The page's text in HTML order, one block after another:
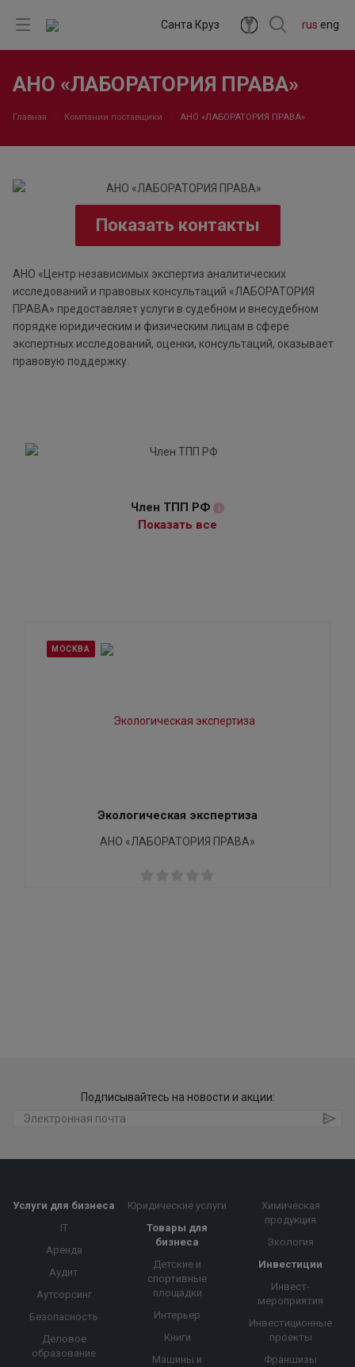
rus eng
Санта Круз
АНО «ЛАБОРАТОРИЯ ПРАВА»
Главная Компании поставщики АНО «ЛАБОРАТОРИЯ ПРАВА»
Показать контакты
АНО «Центр независимых экспертиз аналитических
исследований и правовых консультаций «ЛАБОРАТОРИЯ
ПРАВА» предоставляет услуги в судебном и внесудебном
порядке юридическим и физическим лицам в сфере
экспертных исследований, оценки, консультаций, оказывает
правовую поддержку.
Член ТПП РФ i
Показать все
МОСКВА
Экологическая экспертиза
АНО «ЛАБОРАТОРИЯ ПРАВА»
Подписывайтесь на новости и акции:
Услуги для бизнеса
IT
Аренда
Аудит
Аутсорсинг
Безопасность
Деловое
образование
Юридические услуги
Товары для
бизнеса
Детские и
спортивные
площадки
Интерьер
Книги
Машины и
Химическая
продукция
Экология
Инвестиции
Инвест-
мероприятия
Инвестиционные
проекты
Франшизы